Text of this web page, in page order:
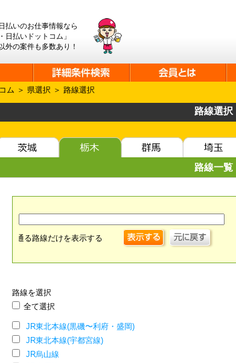
払いのお仕事情報なら
日払いドットコム」
外の案件も多数あり！
ム ＞ 県選択 ＞ 路線選択
路線選択
路線一覧
駅を通る路線だけを表示する
路線を選択
全て選択
JR東北本線(黒磯〜利府・盛岡)
JR東北本線(宇都宮線)
JR烏山線